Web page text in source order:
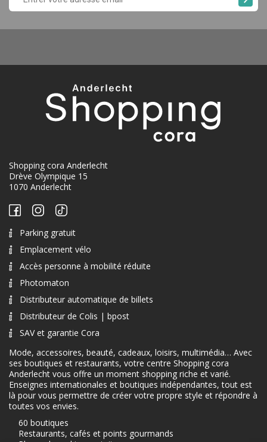
Shopping cora Anderlecht
Drève Olympique 15
1070 Anderlecht
Parking gratuit
Emplacement vélo
Accès personne à mobilité réduite
Photomaton
Distributeur automatique de billets
Distributeur de Colis | bpost
SAV et garantie Cora
Mode, accessoires, beauté, cadeaux, loisirs, multimédia… Avec
ses boutiques et restaurants, votre centre Shopping cora
Anderlecht vous offre un moment shopping riche et varié.
Enseignes internationales et boutiques indépendantes, tout est
là pour vous permettre de créer votre propre style et répondre à
toutes vos envies.
60 boutiques
Restaurants, cafés et points gourmands